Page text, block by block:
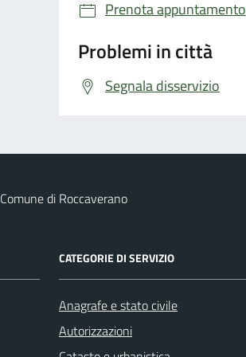
Prenota appuntamento
Problemi in città
Segnala disservizio
Comune di Roccaverano
CATEGORIE DI SERVIZIO
Anagrafe e stato civile
Autorizzazioni